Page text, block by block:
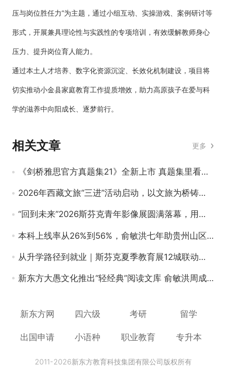
压与岗位胜任力”为主题，通过小组互动、实操游戏、案例研讨等
形式，开展兼具理论性与实践性的专项培训，有效缓解教师身心
压力、提升岗位育人能力。
通过本土人才培养、数字化资源沉淀、长效化机制建设，项目将
切实推动小金县家庭教育工作提质增效，助力高原孩子在爱与科
学的滋养中向阳成长、逐梦前行。
相关文章 更多
《剑桥雅思官方真题集21》全新上市 真题集里看雅思备考变迁
2026年西藏文旅“三进”活动启动，以文旅为桥铸牢中华民族共同体意识
“回到未来”2026斯芬克青年影像展圆满落幕，用光影叩问时代创作要义
本科上线率从26%到56%，俞敏洪七年助贵州山区县中“逆袭”
从升学路径到就业｜斯芬克夏季教育展12城联动，这次它真不一样！
新东方大愚文化推出“轻经典”阅读文库 俞敏洪周成刚齐助阵
新东方网 四六级 考研 留学
出国申请 小语种 职业教育 专升本
2011-2026新东方教育科技集团有限公司版权所有